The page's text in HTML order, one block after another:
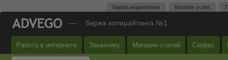
Биржа маркетинга Каталог услуг
— биржа копирайтинга №1
Работа в интернете Заказчику Магазин статей Сервис